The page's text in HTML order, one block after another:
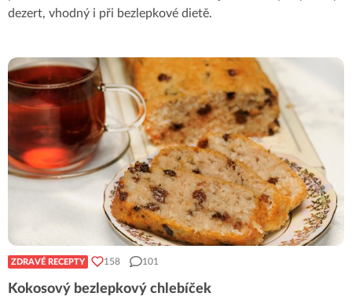
dezert, vhodný i při bezlepkové dietě.
ZDRAVÉ RECEPTY 158 101
Kokosový bezlepkový chlebíček